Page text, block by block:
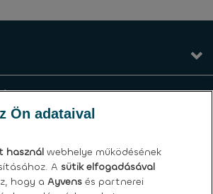
feltételek
Ön adataival
használ webhelye működésének
A sütik elfogadásával
hogy aAyvens és partnerei